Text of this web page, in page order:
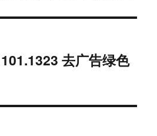
去广告绿色